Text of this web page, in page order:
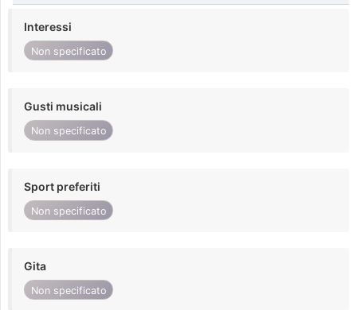
Interessi
Non specificato
Gusti musicali
Non specificato
Sport preferiti
Non specificato
Gita
Non specificato